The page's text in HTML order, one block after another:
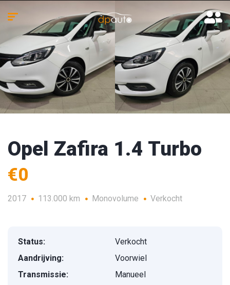
Opel Zafira 1.4 Turbo
€0
2017 113.000 km Monovolume Verkocht
Status:
Verkocht
Aandrijving:
Voorwiel
Transmissie:
Manueel